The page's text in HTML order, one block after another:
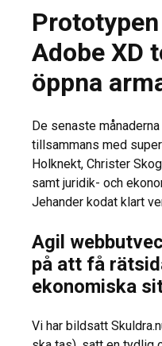
Adobe XD
öppna
De senaste
tillsammans med
Holknekt, Christer
samt juridik- och
Jehander kodat klart
Agil
på att få
ekonomiska
Vi har bildsatt